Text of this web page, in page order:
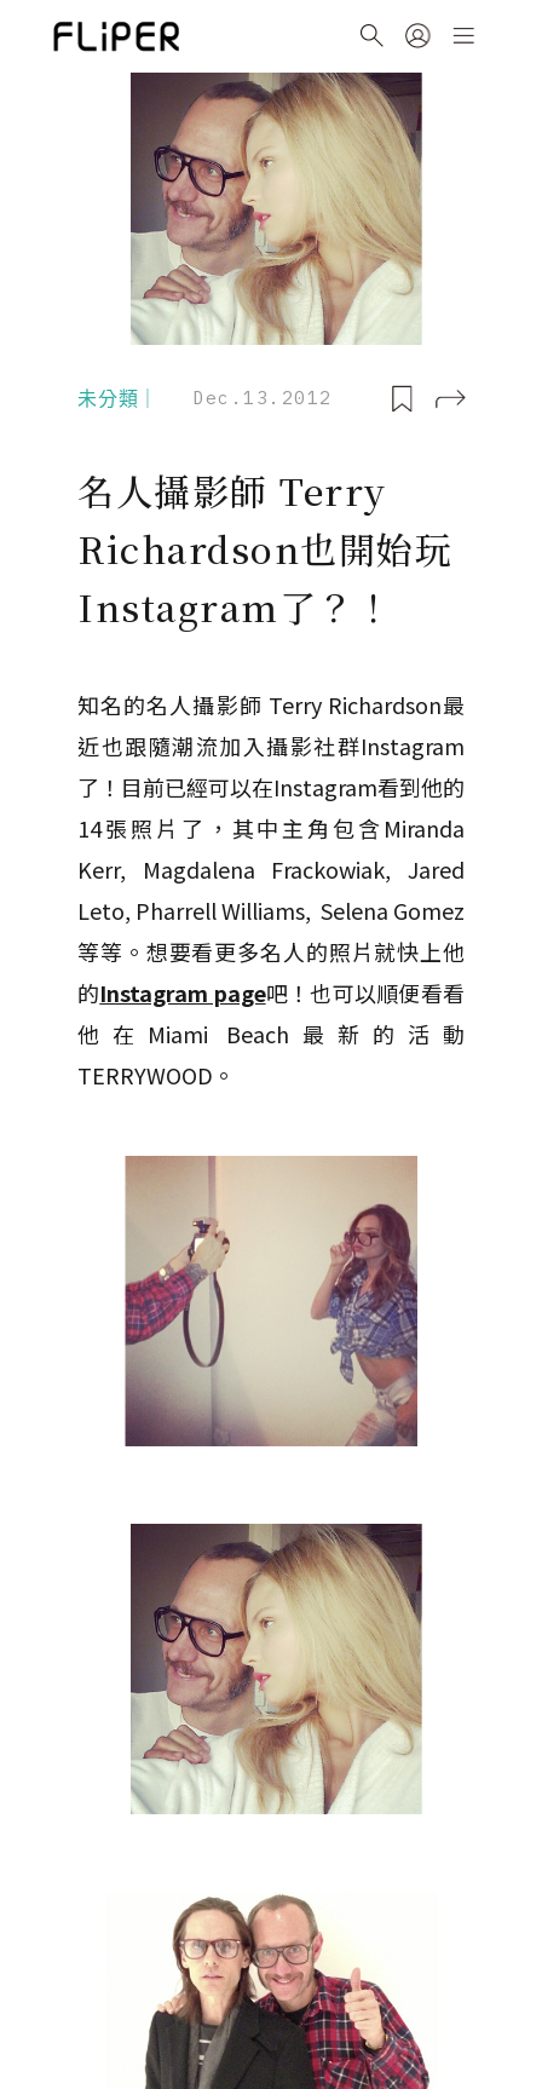
未分類｜ Dec.13.2012
名人攝影師 Terry
Richardson也開始玩
Instagram了？！
知名的名人攝影師 Terry Richardson最
近也跟隨潮流加入攝影社群Instagram
了！目前已經可以在Instagram看到他的
14張照片了，其中主角包含Miranda
Kerr, Magdalena Frackowiak, Jared
Leto, Pharrell Williams, Selena Gomez
等等。想要看更多名人的照片就快上他
的Instagram page吧！也可以順便看看
他在Miami Beach最新的活動
TERRYWOOD。